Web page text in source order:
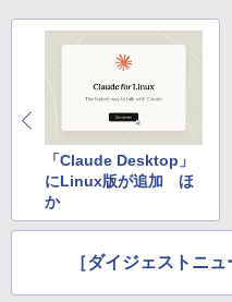
「Claude Desktop」
にLinux版が追加 ほ
か
［ダイジェストニ